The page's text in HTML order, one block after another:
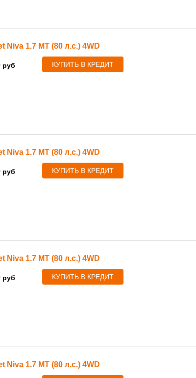
Niva 1.7 MT (80 л.с.) 4WD
руб КУПИТЬ В КРЕДИТ
Niva 1.7 MT (80 л.с.) 4WD
руб КУПИТЬ В КРЕДИТ
Niva 1.7 MT (80 л.с.) 4WD
руб КУПИТЬ В КРЕДИТ
Niva 1.7 MT (80 л.с.) 4WD